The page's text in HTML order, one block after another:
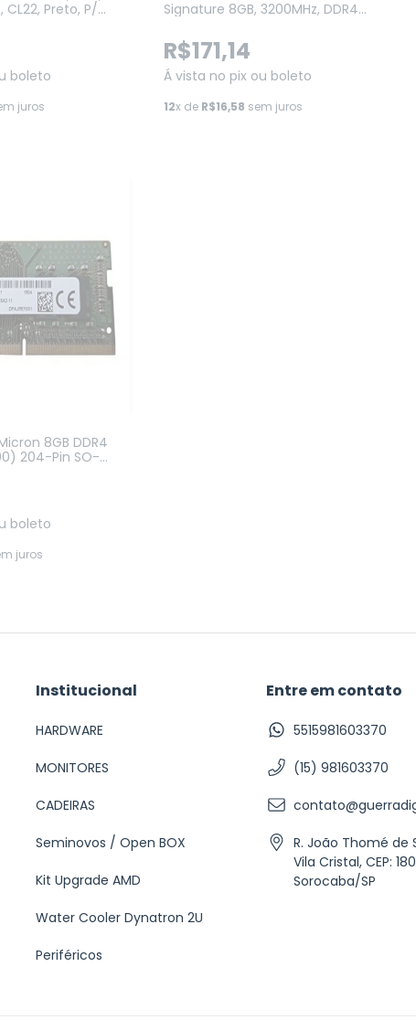
CL22, Preto, P/
boleto
juros
Signature 8GB, 3200MHz, DDR4
(PSD48G32002S)
R$171,14
Á vista no pix ou boleto
12x de R$16,58 sem juros
8GB DDR4
204-Pin SO-
boleto
juros
Institucional
HARDWARE
MONITORES
CADEIRAS
Seminovos / Open BOX
Kit Upgrade AMD
Water Cooler Dynatron 2U
Periféricos
Entre em contato
5515981603370
(15) 981603370
R. João Thomé de
Vila Cristal, CEP:
Sorocaba/SP